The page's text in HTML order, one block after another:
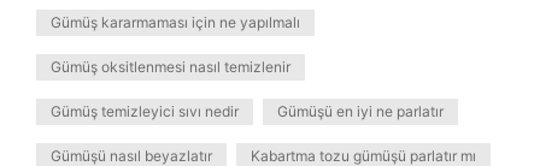
Gümüş kararmaması için ne yapılmalı
Gümüş oksitlenmesi nasıl temizlenir
Gümüş temizleyici sıvı nedir Gümüşü en iyi ne parlatır
Gümüşü nasıl beyazlatır Kabartma tozu gümüşü parlatır mı